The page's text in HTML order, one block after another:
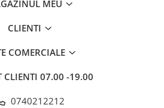
MEU
CLIENTI
COMERCIALE
CLIENTI 07.00 -19.00
0740212212